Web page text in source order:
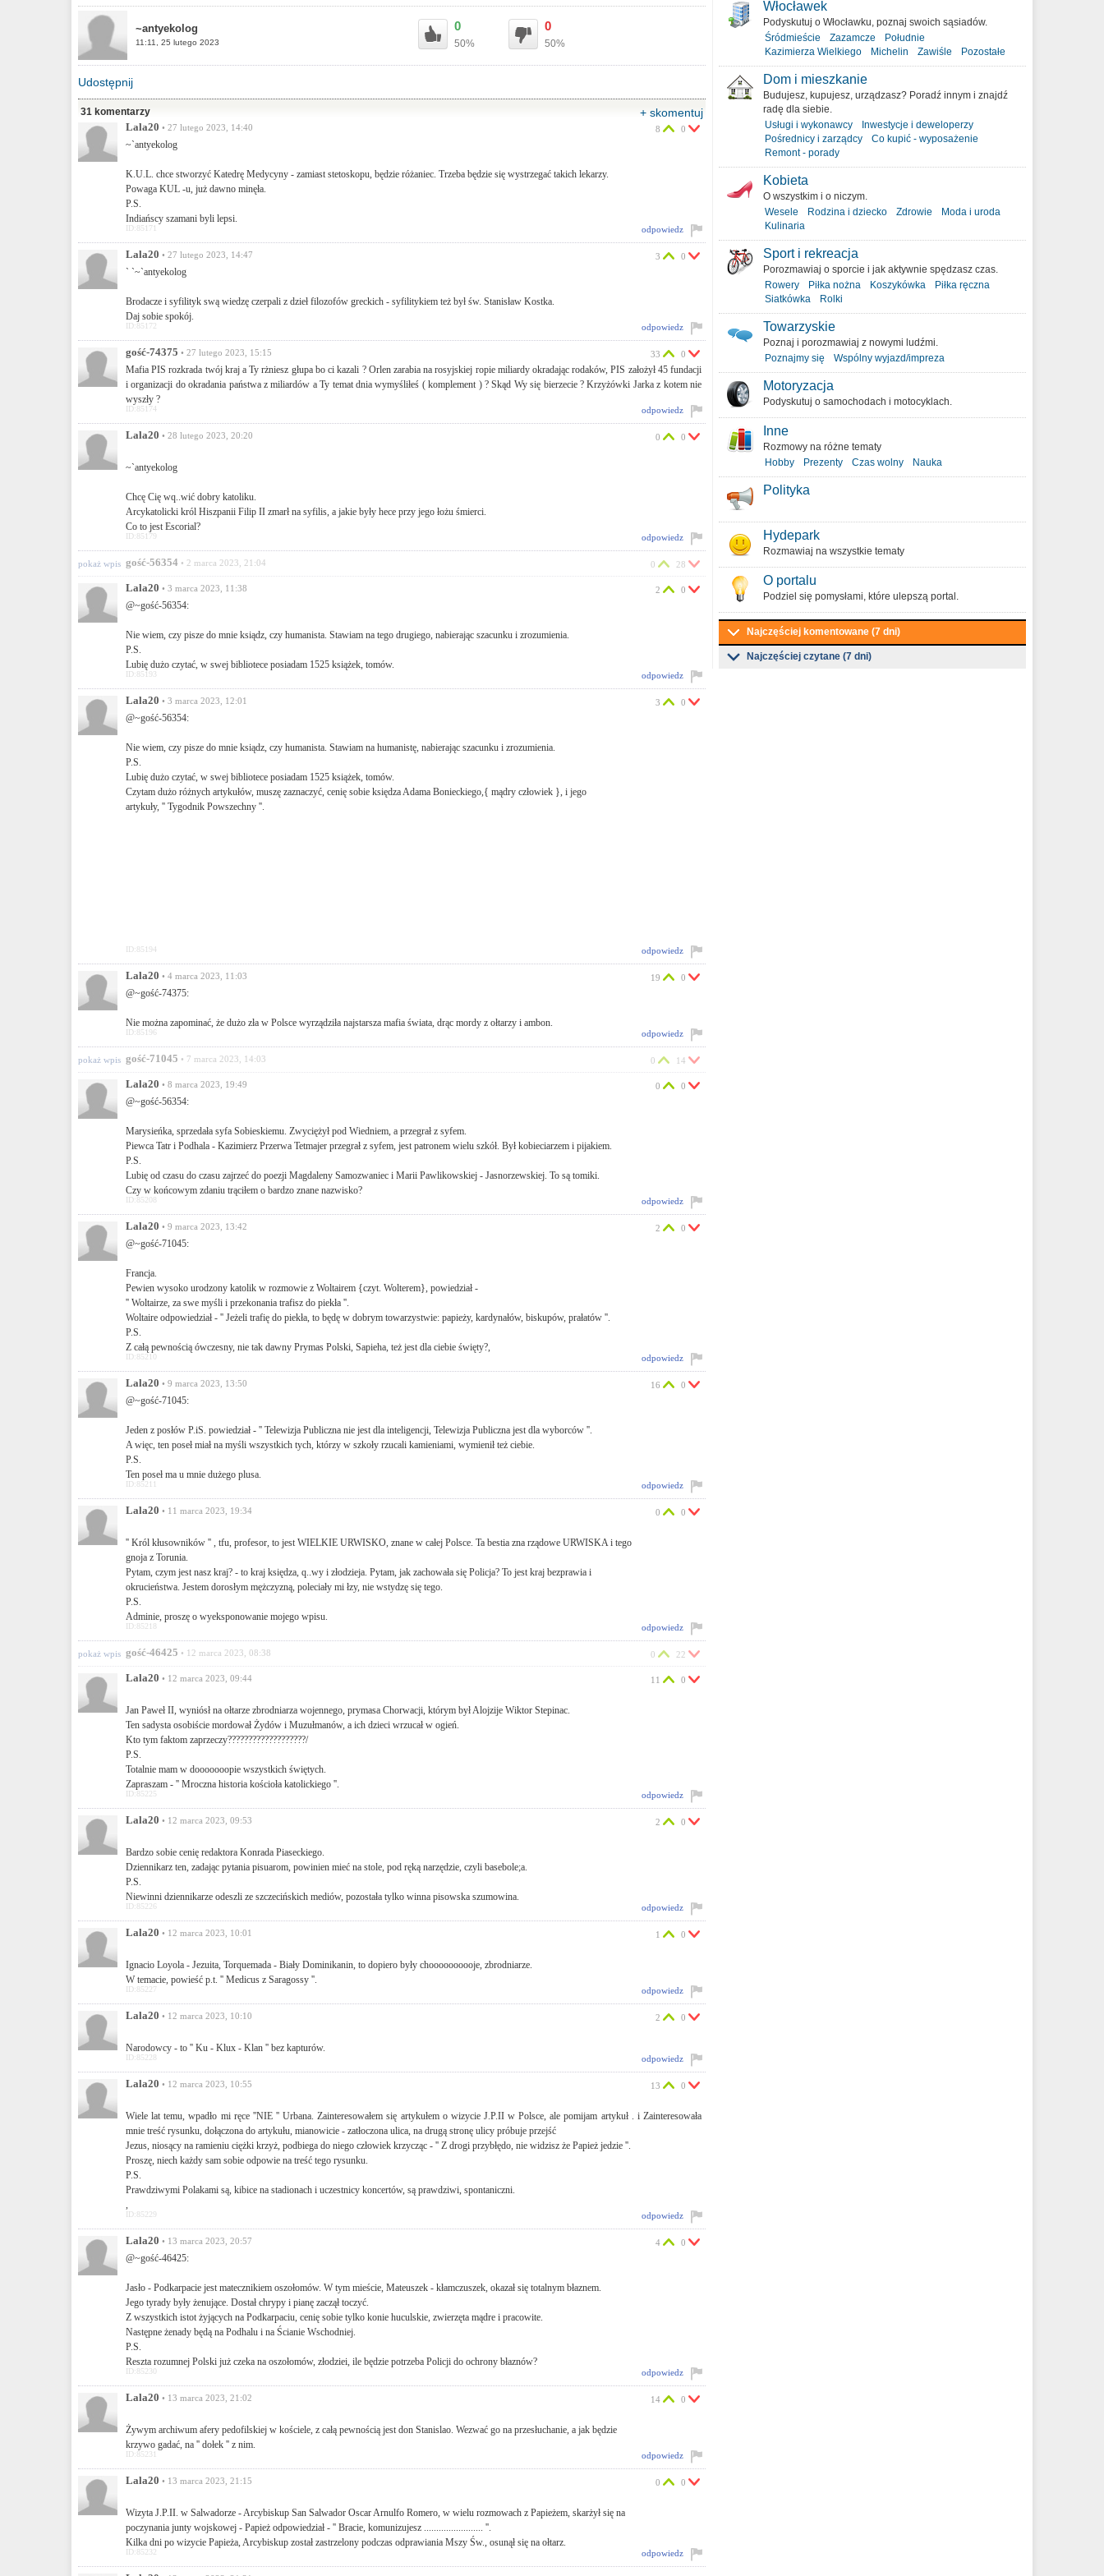
~antyekolog
11:11, 25 lutego 2023
0
50%
0
50%
Udostępnij
31 komentarzy + skomentuj
Lala20 • 27 lutego 2023, 14:40
~`antyekolog
K.U.L. chce stworzyć Katedrę Medycyny - zamiast stetoskopu, będzie różaniec. Trzeba będzie się wystrzegać takich lekarzy.
Powaga KUL -u, już dawno minęła.
P.S.
Indiańscy szamani byli lepsi.
8 0
odpowiedz
ID:85171
Lala20 • 27 lutego 2023, 14:47
` `~`antyekolog
Brodacze i syfilityk swą wiedzę czerpali z dzieł filozofów greckich - syfilitykiem też był św. Stanisław Kostka.
Daj sobie spokój.
3 0
odpowiedz
ID:85172
gość-74375 • 27 lutego 2023, 15:15
Mafia PIS rozkrada twój kraj a Ty rżniesz głupa bo ci kazali ? Orlen zarabia na rosyjskiej ropie miliardy okradając rodaków, PIS założył 45 fundacji
i organizacji do okradania państwa z miliardów a Ty temat dnia wymyśliłeś ( komplement ) ? Skąd Wy się bierzecie ? Krzyżówki Jarka z kotem nie
wyszły ?
33 0
odpowiedz
ID:85174
Lala20 • 28 lutego 2023, 20:20
~`antyekolog
Chcę Cię wq..wić dobry katoliku.
Arcykatolicki król Hiszpanii Filip II zmarł na syfilis, a jakie były hece przy jego łożu śmierci.
Co to jest Escorial?
0 0
odpowiedz
ID:85179
gość-56354 • 2 marca 2023, 21:04 0 28
pokaż wpis
Lala20 • 3 marca 2023, 11:38
@~gość-56354:
Nie wiem, czy pisze do mnie ksiądz, czy humanista. Stawiam na tego drugiego, nabierając szacunku i zrozumienia.
P.S.
Lubię dużo czytać, w swej bibliotece posiadam 1525 książek, tomów.
2 0
odpowiedz
ID:85193
Lala20 • 3 marca 2023, 12:01
@~gość-56354:
Nie wiem, czy pisze do mnie ksiądz, czy humanista. Stawiam na humanistę, nabierając szacunku i zrozumienia.
P.S.
Lubię dużo czytać, w swej bibliotece posiadam 1525 książek, tomów.
Czytam dużo różnych artykułów, muszę zaznaczyć, cenię sobie księdza Adama Bonieckiego,{ mądry człowiek }, i jego
artykuły, '' Tygodnik Powszechny ''.
3 0
odpowiedz
ID:85194
Lala20 • 4 marca 2023, 11:03
@~gość-74375:
Nie można zapominać, że dużo zła w Polsce wyrządziła najstarsza mafia świata, drąc mordy z ołtarzy i ambon.
19 0
odpowiedz
ID:85196
gość-71045 • 7 marca 2023, 14:03 0 14
pokaż wpis
Lala20 • 8 marca 2023, 19:49
@~gość-56354:
Marysieńka, sprzedała syfa Sobieskiemu. Zwyciężył pod Wiedniem, a przegrał z syfem.
Piewca Tatr i Podhala - Kazimierz Przerwa Tetmajer przegrał z syfem, jest patronem wielu szkół. Był kobieciarzem i pijakiem.
P.S.
Lubię od czasu do czasu zajrzeć do poezji Magdaleny Samozwaniec i Marii Pawlikowskiej - Jasnorzewskiej. To są tomiki.
Czy w końcowym zdaniu trąciłem o bardzo znane nazwisko?
0 0
odpowiedz
ID:85208
Lala20 • 9 marca 2023, 13:42
@~gość-71045:
Francja.
Pewien wysoko urodzony katolik w rozmowie z Woltairem {czyt. Wolterem}, powiedział -
'' Woltairze, za swe myśli i przekonania trafisz do piekła ''.
Woltaire odpowiedział - '' Jeżeli trafię do piekła, to będę w dobrym towarzystwie: papieży, kardynałów, biskupów, prałatów ''.
P.S.
Z całą pewnością ówczesny, nie tak dawny Prymas Polski, Sapieha, też jest dla ciebie święty?,
2 0
odpowiedz
ID:85210
Lala20 • 9 marca 2023, 13:50
@~gość-71045:
Jeden z posłów P.iS. powiedział - '' Telewizja Publiczna nie jest dla inteligencji, Telewizja Publiczna jest dla wyborców ''.
A więc, ten poseł miał na myśli wszystkich tych, którzy w szkoły rzucali kamieniami, wymienił też ciebie.
P.S.
Ten poseł ma u mnie dużego plusa.
16 0
odpowiedz
ID:85211
Lala20 • 11 marca 2023, 19:34
'' Król kłusowników '' , tfu, profesor, to jest WIELKIE URWISKO, znane w całej Polsce. Ta bestia zna rządowe URWISKA i tego
gnoja z Torunia.
Pytam, czym jest nasz kraj? - to kraj księdza, q..wy i złodzieja. Pytam, jak zachowała się Policja? To jest kraj bezprawia i
okrucieństwa. Jestem dorosłym mężczyzną, poleciały mi łzy, nie wstydzę się tego.
P.S.
Adminie, proszę o wyeksponowanie mojego wpisu.
0 0
odpowiedz
ID:85218
gość-46425 • 12 marca 2023, 08:38 0 22
pokaż wpis
Lala20 • 12 marca 2023, 09:44
Jan Paweł II, wyniósł na ołtarze zbrodniarza wojennego, prymasa Chorwacji, którym był Alojzije Wiktor Stepinac.
Ten sadysta osobiście mordował Żydów i Muzułmanów, a ich dzieci wrzucał w ogień.
Kto tym faktom zaprzeczy???????????????????/
P.S.
Totalnie mam w dooooooopie wszystkich świętych.
Zapraszam - '' Mroczna historia kościoła katolickiego ''.
11 0
odpowiedz
ID:85225
Lala20 • 12 marca 2023, 09:53
Bardzo sobie cenię redaktora Konrada Piaseckiego.
Dziennikarz ten, zadając pytania pisuarom, powinien mieć na stole, pod ręką narzędzie, czyli basebole;a.
P.S.
Niewinni dziennikarze odeszli ze szczecińskich mediów, pozostała tylko winna pisowska szumowina.
2 0
odpowiedz
ID:85226
Lala20 • 12 marca 2023, 10:01
Ignacio Loyola - Jezuita, Torquemada - Biały Dominikanin, to dopiero były choooooooooje, zbrodniarze.
W temacie, powieść p.t. '' Medicus z Saragossy ''.
1 0
odpowiedz
ID:85227
Lala20 • 12 marca 2023, 10:10
Narodowcy - to '' Ku - Klux - Klan '' bez kapturów.
2 0
odpowiedz
ID:85228
Lala20 • 12 marca 2023, 10:55
Wiele lat temu, wpadło mi ręce ''NIE '' Urbana. Zainteresowałem się artykułem o wizycie J.P.II w Polsce, ale pomijam artykuł . i Zainteresowała
mnie treść rysunku, dołączona do artykułu, mianowicie - zatłoczona ulica, na drugą stronę ulicy próbuje przejść
Jezus, niosący na ramieniu ciężki krzyż, podbiega do niego człowiek krzycząc - '' Z drogi przybłędo, nie widzisz że Papież jedzie ''.
Proszę, niech każdy sam sobie odpowie na treść tego rysunku.
P.S.
Prawdziwymi Polakami są, kibice na stadionach i uczestnicy koncertów, są prawdziwi, spontaniczni.
,
13 0
odpowiedz
ID:85229
Lala20 • 13 marca 2023, 20:57
@~gość-46425:
Jasło - Podkarpacie jest matecznikiem oszołomów. W tym mieście, Mateuszek - kłamczuszek, okazał się totalnym błaznem.
Jego tyrady były żenujące. Dostał chrypy i pianę zaczął toczyć.
Z wszystkich istot żyjących na Podkarpaciu, cenię sobie tylko konie huculskie, zwierzęta mądre i pracowite.
Następne żenady będą na Podhalu i na Ścianie Wschodniej.
P.S.
Reszta rozumnej Polski już czeka na oszołomów, złodziei, ile będzie potrzeba Policji do ochrony błaznów?
4 0
odpowiedz
ID:85230
Lala20 • 13 marca 2023, 21:02
Żywym archiwum afery pedofilskiej w kościele, z całą pewnością jest don Stanislao. Wezwać go na przesłuchanie, a jak będzie
krzywo gadać, na '' dołek '' z nim.
14 0
odpowiedz
ID:85231
Lala20 • 13 marca 2023, 21:15
Wizyta J.P.II. w Salwadorze - Arcybiskup San Salwador Oscar Arnulfo Romero, w wielu rozmowach z Papieżem, skarżył się na
poczynania junty wojskowej - Papież odpowiedział - '' Bracie, komunizujesz ........................ ''.
Kilka dni po wizycie Papieża, Arcybiskup został zastrzelony podczas odprawiania Mszy Św., osunął się na ołtarz.
0 0
odpowiedz
ID:85232
Włocławek
Podyskutuj o Włocławku, poznaj swoich sąsiadów.
Śródmieście
Zazamcze
Południe
Kazimierza Wielkiego
Michelin Zawiśle Pozostałe
Dom i mieszkanie
Budujesz, kupujesz, urządzasz? Poradź innym i znajdź
radę dla siebie.
Usługi i wykonawcy
Inwestycje i deweloperzy
Pośrednicy i zarządcy
Co kupić - wyposażenie
Remont - porady
Kobieta
O wszystkim i o niczym.
Wesele
Rodzina i dziecko Zdrowie
Moda i uroda
Kulinaria
Sport i rekreacja
Porozmawiaj o sporcie i jak aktywnie spędzasz czas.
Rowery
Piłka nożna Koszykówka
Piłka ręczna
Siatkówka
Rolki
Towarzyskie
Poznaj i porozmawiaj z nowymi ludźmi.
Poznajmy się
Wspólny wyjazd/impreza
Motoryzacja
Podyskutuj o samochodach i motocyklach.
Inne
Rozmowy na różne tematy
Hobby
Prezenty Czas wolny Nauka
Polityka
Hydepark
Rozmawiaj na wszystkie tematy
O portalu
Podziel się pomysłami, które ulepszą portal.
Najczęściej komentowane (7 dni)
Najczęściej czytane (7 dni)